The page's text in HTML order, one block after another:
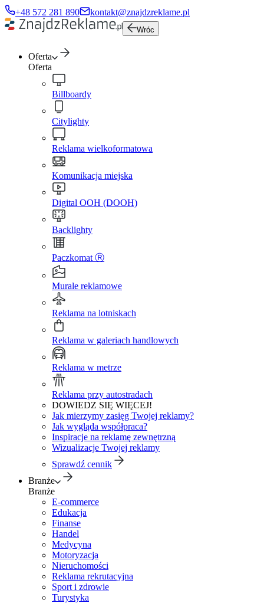
+48 572 281 890 kontakt@znajdzreklame.pl
Wróc
Oferta
Oferta
Billboardy
Citylighty
Reklama wielkoformatowa
Komunikacja miejska
Digital OOH (DOOH)
Backlighty
Paczkomat Ⓡ
Murale reklamowe
Reklama na lotniskach
Reklama w galeriach handlowych
Reklama w metrze
Reklama przy autostradach
DOWIEDZ SIĘ WIĘCEJ!
Jak mierzymy zasięg Twojej reklamy?
Jak wygląda współpraca?
Inspiracje na reklamę zewnętrzną
Wizualizacje Twojej reklamy
Sprawdź cennik
Branże
Branże
E-commerce
Edukacja
Finanse
Handel
Medycyna
Motoryzacja
Nieruchomości
Reklama rekrutacyjna
Sport i zdrowie
Turystyka